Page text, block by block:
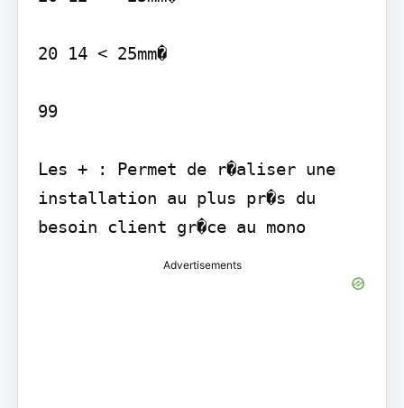
20 14 < 25mm�
99
Les + : Permet de r�aliser une
installation au plus pr�s du
besoin client gr�ce au mono
Advertisements